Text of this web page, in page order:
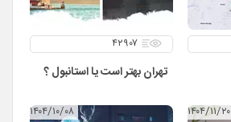
۴۲۹۰۷
تهران بهتر است یا استانبول ؟
۱۴۰۴/۱۱/۲۰ ۱۴۰۴/۱۰/۰۸